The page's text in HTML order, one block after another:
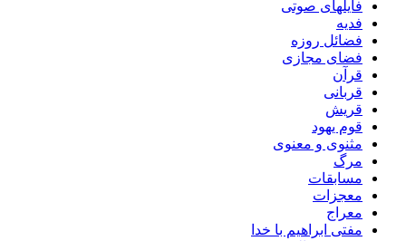
فایلهای صوتی
فدیه
فضائل روزه
فضای مجازی
قرآن
قربانی
قریش
قوم یهود
مثنوی و معنوی
مرگ
مسابقات
معجزات
معراج
مفتی ابراهیم با خدا